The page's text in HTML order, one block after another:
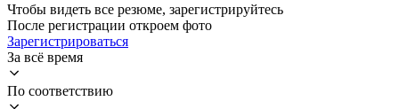
Чтобы видеть все резюме, зарегистрируйтесь
После регистрации откроем фото
Зарегистрироваться
За всё время
По соответствию